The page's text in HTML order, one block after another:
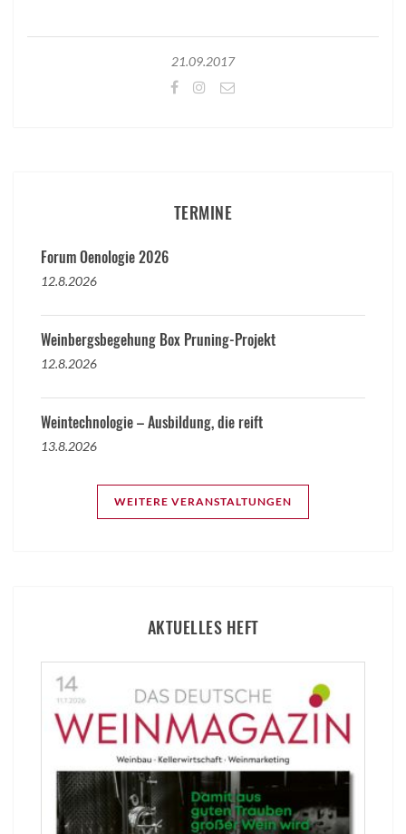
21.09.2017
TERMINE
Forum Oenologie 2026
12.8.2026
Weinbergsbegehung Box Pruning-Projekt
12.8.2026
Weintechnologie – Ausbildung, die reift
13.8.2026
WEITERE VERANSTALTUNGEN
AKTUELLES HEFT